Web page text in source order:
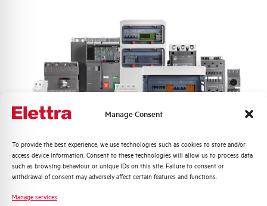
Manage Consent
To provide the best experience, we use technologies such as cookies to store and/or
access device information. Consent to these technologies will allow us to process data
such as browsing behaviour or unique IDs on this site. Failure to consent or
withdrawal of consent may adversely affect certain features and functions.
Manage services
EC91B06NR
MCB AEG EC90 1P+N B 6kA 6A 1mod.
Quali argomenti ti interessano di più?
Distribuzione di Energia
Automazione Industriale